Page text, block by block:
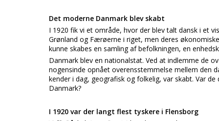
Det moderne Danmark blev skabt
I 1920 fik vi et område, hvor der blev talt dansk i et
Grønland og Færøerne i riget, men deres
kunne skabes en samling af befolkningen, en
Danmark blev en nationalstat. Ved at indlemme de
nogensinde opnået overensstemmelse mellem den
kender i dag, geografisk og folkelig, var skabt. Var
Danmark?
I 1920 var der langt flest tyskere i Flensborg